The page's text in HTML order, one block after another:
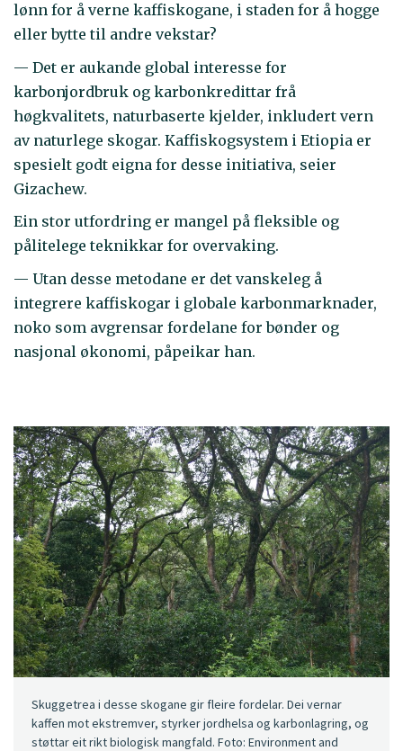
lønn for å verne kaffiskogane, i staden for å hogge
eller bytte til andre vekstar?
— Det er aukande global interesse for
karbonjordbruk og karbonkredittar frå
høgkvalitets, naturbaserte kjelder, inkludert vern
av naturlege skogar. Kaffiskogsystem i Etiopia er
spesielt godt eigna for desse initiativa, seier
Gizachew.
Ein stor utfordring er mangel på fleksible og
pålitelege teknikkar for overvaking.
— Utan desse metodane er det vanskeleg å
integrere kaffiskogar i globale karbonmarknader,
noko som avgrensar fordelane for bønder og
nasjonal økonomi, påpeikar han.
Skuggetrea i desse skogane gir fleire fordelar. Dei vernar
kaffen mot ekstremver, styrker jordhelsa og karbonlagring, og
støttar eit rikt biologisk mangfald. Foto: Environment and